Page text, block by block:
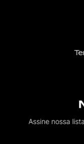
Assine nossa